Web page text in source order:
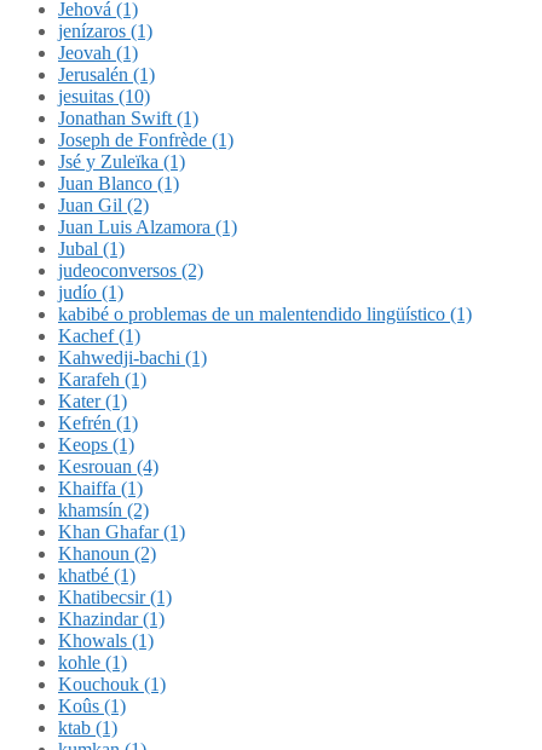
Jehová (1)
jenízaros (1)
Jeovah (1)
Jerusalén (1)
jesuitas (10)
Jonathan Swift (1)
Joseph de Fonfrède (1)
Jsé y Zuleïka (1)
Juan Blanco (1)
Juan Gil (2)
Juan Luis Alzamora (1)
Jubal (1)
judeoconversos (2)
judío (1)
kabibé o problemas de un malentendido lingüístico (1)
Kachef (1)
Kahwedji-bachi (1)
Karafeh (1)
Kater (1)
Kefrén (1)
Keops (1)
Kesrouan (4)
Khaiffa (1)
khamsín (2)
Khan Ghafar (1)
Khanoun (2)
khatbé (1)
Khatibecsir (1)
Khazindar (1)
Khowals (1)
kohle (1)
Kouchouk (1)
Koûs (1)
ktab (1)